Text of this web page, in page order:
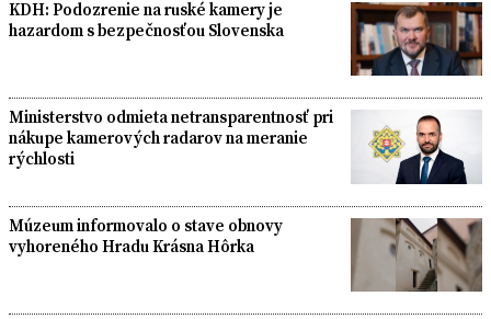
KDH: Podozrenie na ruské kamery je
hazardom s bezpečnosťou Slovenska
Ministerstvo odmieta netransparentnosť pri
nákupe kamerových radarov na meranie
rýchlosti
Múzeum informovalo o stave obnovy
vyhoreného Hradu Krásna Hôrka